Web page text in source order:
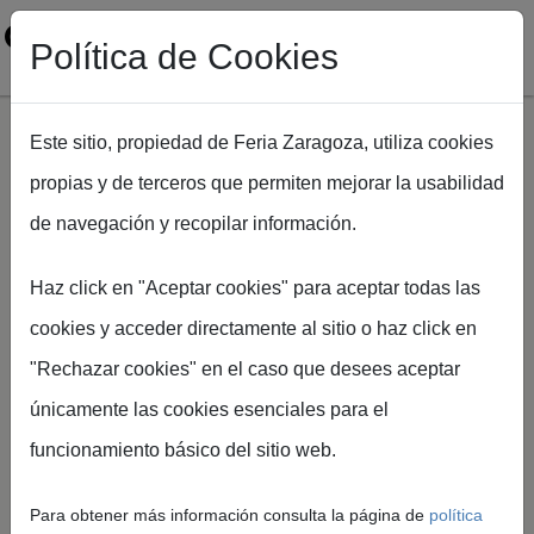
Pasar al contenido principal
Cómo llegar
Política de Cookies
Este sitio, propiedad de Feria Zaragoza, utiliza cookies
propias y de terceros que permiten mejorar la usabilidad
de navegación y recopilar información.
Haz click en "Aceptar cookies" para aceptar todas las
cookies y acceder directamente al sitio o haz click en
"Rechazar cookies" en el caso que desees aceptar
únicamente las cookies esenciales para el
funcionamiento básico del sitio web.
Para obtener más información consulta la página de política